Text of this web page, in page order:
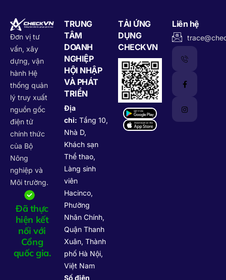
Đơn vị tư
vấn, xây
dựng, vận
hành Hệ
thống quản
lý truy xuất
nguồn gốc
điện tử
chính thức
của Bộ
Nông
nghiệp và
Môi trường.
Đã thực
hiện kết
nối với
Cổng
quốc gia.
TRUNG
TÂM
DOANH
NGHIỆP
HỘI NHẬP
VÀ PHÁT
TRIỂN
Địa
chỉ: Tầng 10,
Nhà D,
Khách sạn
Thể thao,
Làng sinh
viên
Hacinco,
Phường
Nhân Chính,
Quận Thanh
Xuân, Thành
phố Hà Nội,
Việt Nam
Số điện
TẢI ỨNG
DỤNG
CHECKVN
Liên hệ